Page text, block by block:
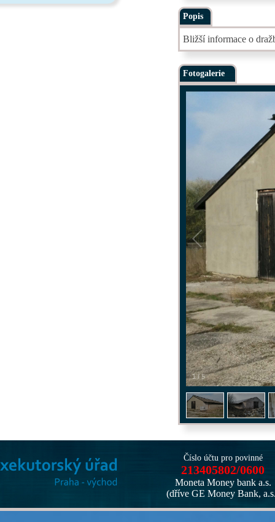
Popis
Bližší informace o
Fotogalerie
1 /5
Číslo účtu pro povinné
213405802/0600
Moneta Money bank a.s.
(dříve GE Money Bank,